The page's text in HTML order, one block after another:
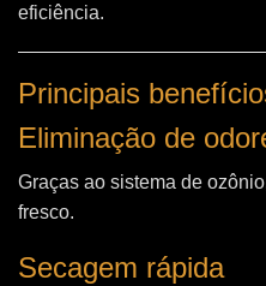
eficiência.
Principais
Eliminação de
Graças ao sistema de
fresco.
Secagem rápida